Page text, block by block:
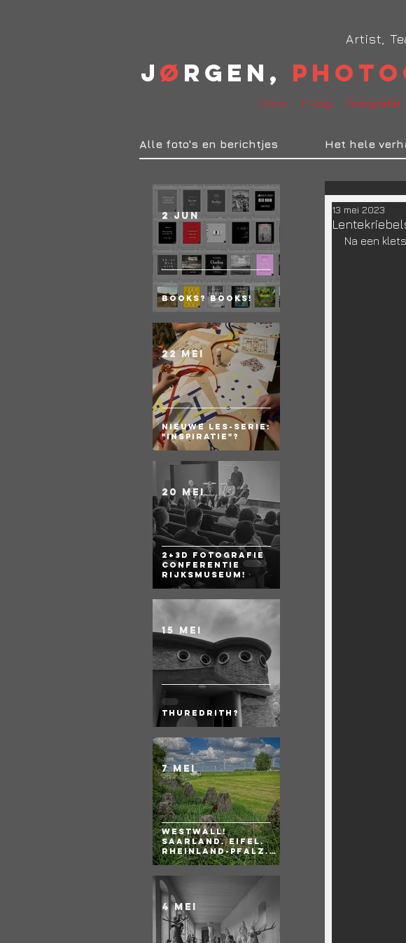
Artist,
J ø rgen,
Intro F-log Fotografie
Alle foto's en berichtjes Het hele
Books? BOOKS!
2 jun
Nieuwe les-serie:
"Inspiratie"?
22 mei
2+3D Fotografie
Conferentie
Rijksmuseum!
20 mei
Thuredrith?
15 mei
WESTWALL!
Saarland. Eifel.
Rheinland-Pfalz.
BRD
7 mei
4 mei
13 mei 2023
Na een